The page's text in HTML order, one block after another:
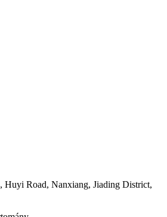
Huyi Road, Nanxiang, Jiading District,